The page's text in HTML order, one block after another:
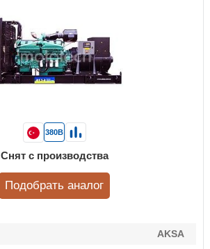
AKSA
380В
Снят с производства
Подобрать аналог